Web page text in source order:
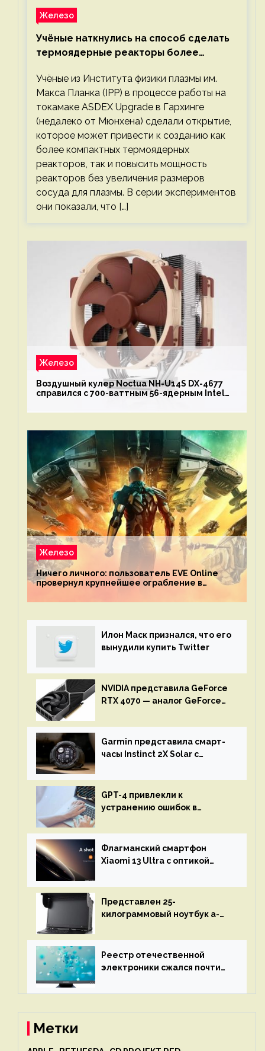
Железо
Учёные наткнулись на способ сделать
термоядерные реакторы более
Учёные из Института физики плазмы им.
Макса Планка (IPP) в процессе работы на
токамаке ASDEX Upgrade в Гархинге
(недалеко от Мюнхена) сделали открытие,
которое может привести к созданию как
более компактных термоядерных
реакторов, так и повысить мощность
реакторов без увеличения размеров
сосуда для плазмы. В серии экспериментов
они показали, что […]
Железо
Воздушный кулер Noctua NH-U14S DX-4677
справился с 700-ваттным 56-ядерным Intel
Железо
Ничего личного: пользователь EVE Online
провернул крупнейшее ограбление в
механике
Илон Маск признался, что его
вынудили купить Twitter
NVIDIA представила GeForce
RTX 4070 — аналог GeForce
Garmin представила смарт-
часы Instinct 2X Solar с
GPT-4 привлекли к
устранению ошибок в
остановится до полного
восстановления кода и
объяснит, что пошло не так
Флагманский смартфон
Xiaomi 13 Ultra с оптикой
представят 18 апреля
Представлен 25-
килограммовый ноутбук a-
до 3 Тбайт DDR5 и шесть
дисплеев
Реестр отечественной
электроники сжался почти
Метки